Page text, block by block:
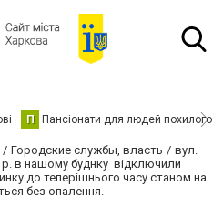
П Пансіонати для людей похилого
Городские службы, власть
вул.
в нашому буднку відключили
до теперішнього часу станом на
без опалення.